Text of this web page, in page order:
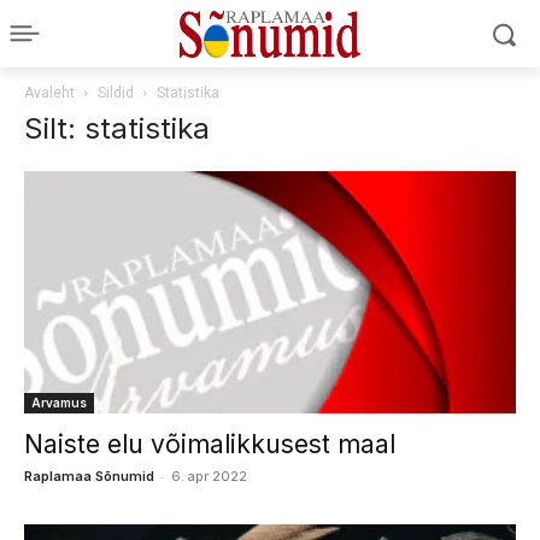
Avaleht Sildid Statistika
Silt: statistika
Arvamus
Naiste elu võimalikkusest maal
Raplamaa Sõnumid - 6. apr 2022